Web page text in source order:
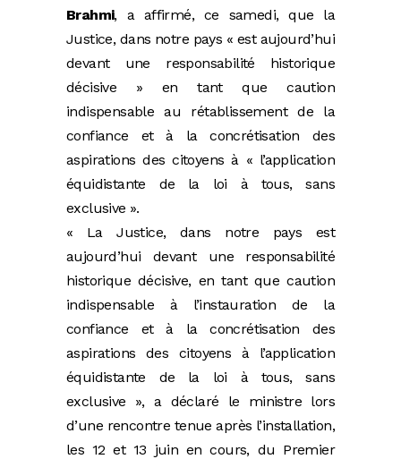
Brahmi, a affirmé, ce samedi, que la
Justice, dans notre pays « est aujourd’hui
devant une responsabilité historique
décisive » en tant que caution
indispensable au rétablissement de la
confiance et à la concrétisation des
aspirations des citoyens à « l’application
équidistante de la loi à tous, sans
exclusive ».
« La Justice, dans notre pays est
aujourd’hui devant une responsabilité
historique décisive, en tant que caution
indispensable à l’instauration de la
confiance et à la concrétisation des
aspirations des citoyens à l’application
équidistante de la loi à tous, sans
exclusive », a déclaré le ministre lors
d’une rencontre tenue après l’installation,
les 12 et 13 juin en cours, du Premier